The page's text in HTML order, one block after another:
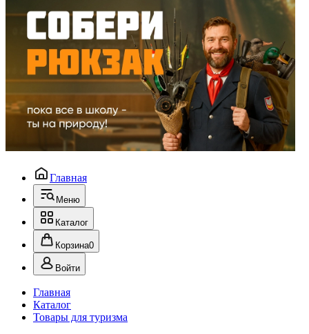
Главная
Меню
Каталог
Корзина0
Войти
Главная
Каталог
Товары для туризма